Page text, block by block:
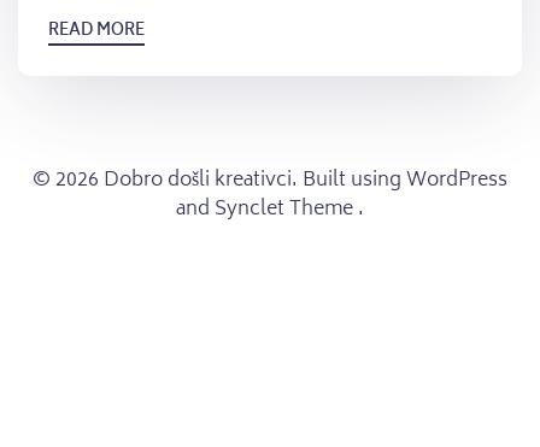
READ MORE
© 2026 Dobro došli kreativci. Built using WordPress
and Synclet Theme .